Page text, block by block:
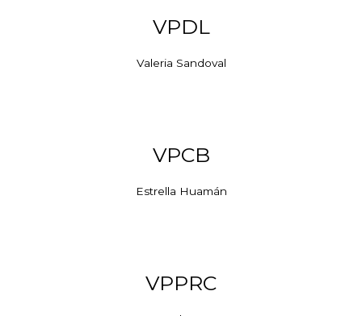
VPDL
Valeria Sandoval
VPCB
Estrella Huamán
VPPRC